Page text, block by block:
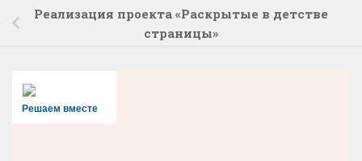
Реализация проекта «Раскрытые в детстве
страницы»
Решаем вместе